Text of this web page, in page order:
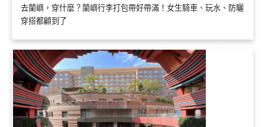
去蘭嶼，穿什麼？蘭嶼行李打包帶好帶滿！女生騎車、玩水、防曬
穿搭都顧到了